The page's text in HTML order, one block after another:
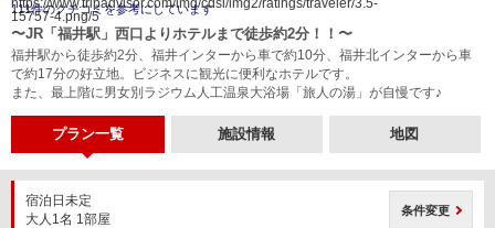
111件のクチコミを参考にしています
〜JR「福井駅」西口よりホテルまで徒歩約2分！！〜
福井駅から徒歩約2分、福井インターから車で約10分、福井北インターから車
で約17分の好立地。ビジネスに観光に便利なホテルです。
また、最上階に男女別ラジウム人工温泉大浴場「旅人の湯」が自慢です♪
プラン一覧 施設情報 地図
宿泊日未定
大人1名 1部屋
条件変更